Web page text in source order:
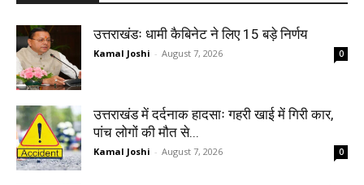
उत्तराखंडः धामी कैबिनेट ने लिए 15 बड़े निर्णय
Kamal Joshi - August 7, 2026 0
उत्तराखंड में दर्दनाक हादसाः गहरी खाई में गिरी कार,
पांच लोगों की मौत से...
Kamal Joshi - August 7, 2026 0